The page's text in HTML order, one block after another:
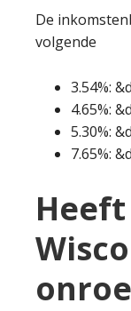
De
volgende
3.54%:
4.65%:
5.30%:
7.65%: